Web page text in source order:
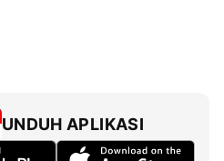
UNDUH APLIKASI